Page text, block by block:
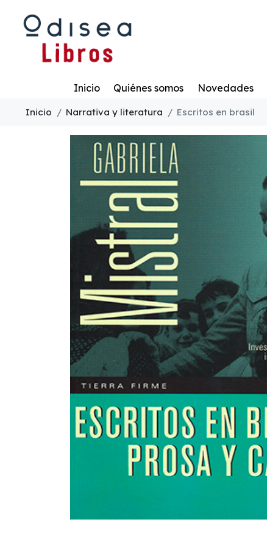
Inicio Quiénes somos Novedades
Inicio Narrativa y literatura Escritos en brasil